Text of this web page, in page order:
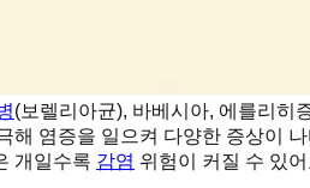
(보렐리아균), 바베시아, 에를리히
염증을 일으켜 다양한 증상이
개일수록 감염 위험이 커질 수 있